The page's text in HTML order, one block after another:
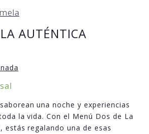
AUTÉNTICA
una noche y experiencias
la vida. Con el Menú Dos de La
estás regalando una de esas